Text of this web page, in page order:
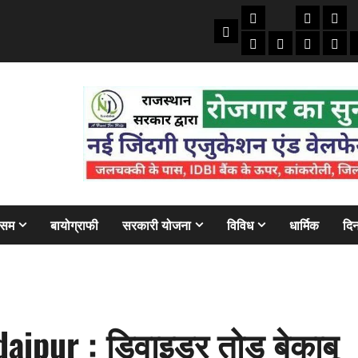
Home
तकनीकी
ऑटो
मोबाइल
क्राइम/
अजबबैंक
बायोग्राफी सरकारी योजना विविध धार्मिक
: डिवाइडर तोड़ बेकाबू